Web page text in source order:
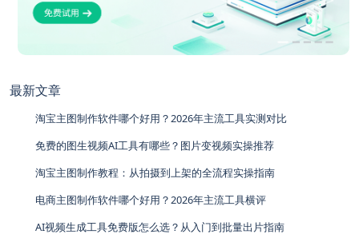
最新文章
淘宝主图制作软件哪个好用？2026年主流工具实测对比
免费的图生视频AI工具有哪些？图片变视频实操推荐
淘宝主图制作教程：从拍摄到上架的全流程实操指南
电商主图制作软件哪个好用？2026年主流工具横评
AI视频生成工具免费版怎么选？从入门到批量出片指南